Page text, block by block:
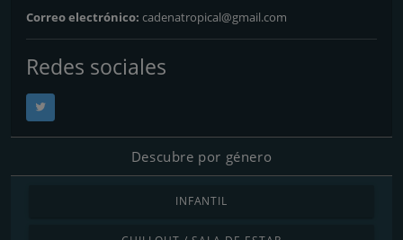
Correo electrónico: cadenatropical@gmail.com
Redes sociales
Descubre por género
INFANTIL